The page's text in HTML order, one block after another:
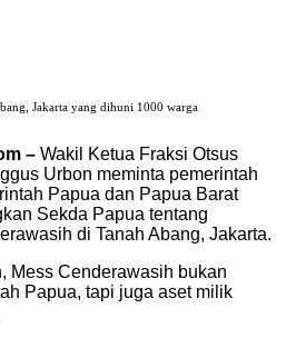
Jakarta yang dihuni 1000 warga
– Wakil Ketua Fraksi Otsus
Urbon meminta pemerintah
Papua dan Papua Barat
Sekda Papua tentang
di Tanah Abang, Jakarta.
Mess Cenderawasih bukan
Papua, tapi juga aset milik